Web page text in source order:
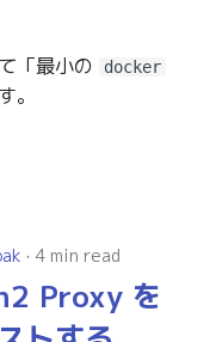
「最小の
docker
。
4 min read
Proxy を